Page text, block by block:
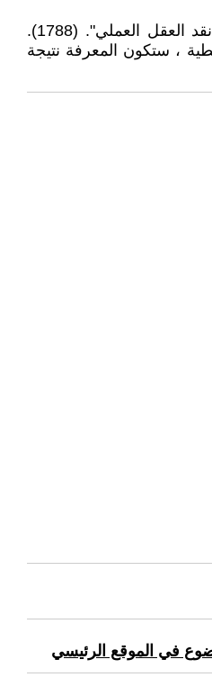
بالإضافة إلى هذا العمل ، "نقد العقل العملي". (1788).
، ستكون المعرفة نتيجة
في الموقع الرئيسي